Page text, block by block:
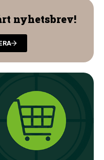
nyhetsbrev!